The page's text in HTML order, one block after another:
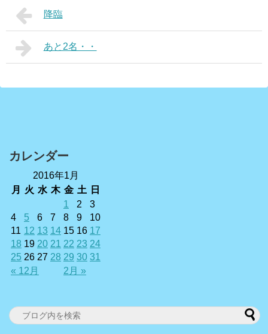
降臨
あと2名・・
カレンダー
2016年1月
月
火 水 木 金 土 日
« 12月 2月 »
1 2
3
4
5 6 7 8 9
10
11 12 13 14 15 16 17
18 19 20 21 22 23 24
25 26 27 28 29 30 31